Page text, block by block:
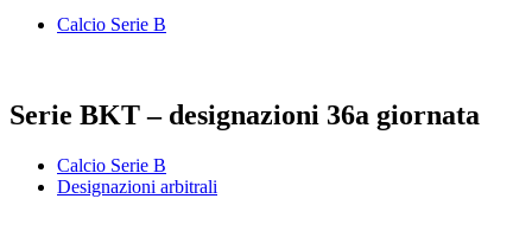
Calcio Serie B
Serie BKT – designazioni 36a giornata
Calcio Serie B
Designazioni arbitrali